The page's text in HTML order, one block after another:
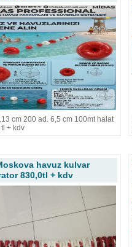
cm 200 ad. 6,5 cm 100mt halat
+ kdv
havuz kulvar
830,0tl + kdv